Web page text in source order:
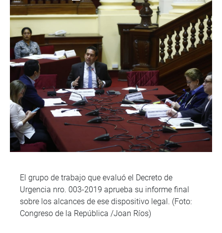
El grupo de trabajo que evaluó el Decreto de
Urgencia nro. 003-2019 aprueba su informe final
sobre los alcances de ese dispositivo legal. (Foto:
Congreso de la República /Joan Ríos)